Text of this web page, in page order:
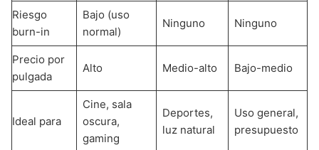
Riesgo
burn-in
Bajo (uso
normal)
Ninguno Ninguno
Precio por
pulgada
Alto Medio-alto Bajo-medio
Ideal para
Cine, sala
oscura,
gaming
Deportes,
luz natural
Uso general,
presupuesto